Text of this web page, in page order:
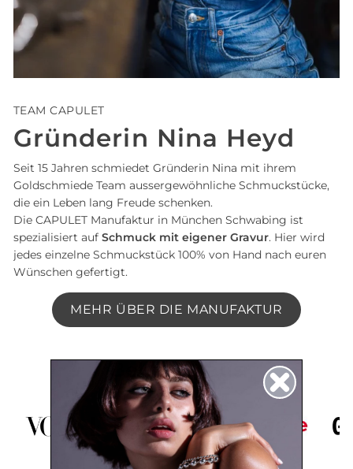
TEAM CAPULET
Gründerin Nina Heyd
Seit 15 Jahren schmiedet Gründerin Nina mit ihrem
Goldschmiede Team aussergewöhnliche Schmuckstücke,
die ein Leben lang Freude schenken.
Die CAPULET Manufaktur in München Schwabing ist
spezialisiert auf Schmuck mit eigener Gravur. Hier wird
jedes einzelne Schmuckstück 100% von Hand nach euren
Wünschen gefertigt.
MEHR ÜBER DIE MANUFAKTUR
Bekannt aus